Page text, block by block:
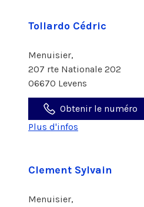
Tollardo Cédric
Menuisier,
207 rte Nationale 202
06670 Levens
Obtenir le numéro
Plus d'infos
Clement Sylvain
Menuisier,